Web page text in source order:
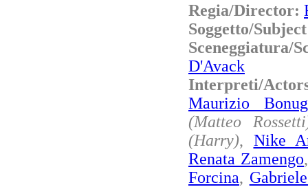
Regia/Director:
Soggetto/
Sceneggiatura/
D'Avack
Interpreti/
Maurizio
(Matteo
(Harry), Nike
Renata Zamengo
Forcina,